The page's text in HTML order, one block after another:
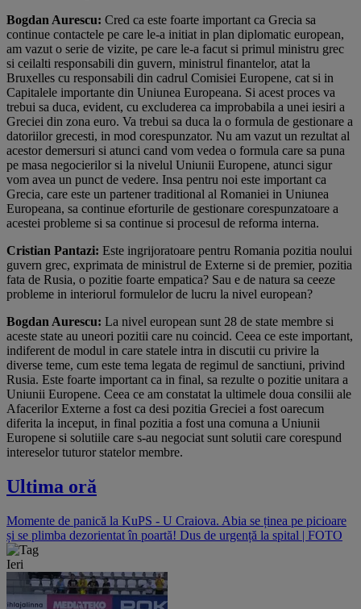
Bogdan Aurescu: Cred ca este foarte important ca Grecia sa
continue contactele pe care le-a initiat in plan diplomatic european,
am vazut o serie de vizite, pe care le-a facut si primul ministru grec
si ceilalti responsabili din guvern, ministrul finantelor, atat la
Bruxelles cu responsabili din cadrul Comisiei Europene, cat si in
Capitalele importante din Uniunea Europeana. Si acest proces va
trebui sa duca, evident, cu excluderea ca improbabila a unei iesiri a
Greciei din zona euro. Va trebui sa duca la o formula de gestionare a
datoriilor grecesti, in mod corespunzator. Nu am vazut un rezultat al
acestor demersuri si atunci cand vom vedea o formula care sa puna
pe masa negocierilor si la nivelul Uniunii Europene, atunci sigur
vom avea un punct de vedere. Insa pentru noi este important ca
Grecia, care este un partener traditional al Romaniei in Uniunea
Europeana, sa continue eforturile de gestionare corespunzatoare a
acestei probleme si sa continue si procesul de reforma interna.
Cristian Pantazi: Este ingrijoratoare pentru Romania pozitia noului
guvern grec, exprimata de ministrul de Externe si de premier, pozitia
fata de Rusia, o pozitie foarte empatica? Sau e de natura sa ceeze
probleme in interiorul formulelor de lucru la nivel european?
Bogdan Aurescu: La nivel european sunt 28 de state membre si
aceste state au uneori pozitii care nu coincid. Ceea ce este important,
indiferent de modul in care statele intra in discutii cu privire la
diverse teme, cum este tema legata de regimul de sanctiuni, privind
Rusia. Este foarte important ca in final, sa rezulte o pozitie unitara a
Uniunii Europene. Ceea ce am constatat la ultimele doua consilii ale
Afacerilor Externe a fost ca desi pozitia Greciei a fost oarecum
diferita la inceput, in final pozitia a fost una comuna a Uniunii
Europene si solutiile care s-au negociat sunt solutii care corespund
intereselor tuturor statelor membre.
Ultima oră
Momente de panică la KuPS - U Craiova. Abia se ținea pe picioare
și se plimba dezorientat în poartă! Dus de urgență la spital | FOTO
Ieri